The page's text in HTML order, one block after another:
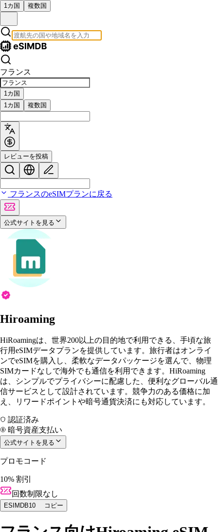
1カ国 複数国
フランス
1カ国
1カ国
複数国
レビューを投稿
フランスのeSIMプランに戻る
公式サイトを見る
Hiroaming
HiRoamingは、世界200以上の目的地で利用できる、手頃な旅
行用eSIMデータプランを提供しています。旅行者はオンライ
ンでeSIMを購入し、柔軟なデータパッケージを選んで、物理
SIMカードなしで海外でも通信を利用できます。HiRoaming
は、シンプルでプライバシーに配慮した、便利なグローバル通
信サービスとして設計されています。競争力のある価格に加
え、リワードポイントや暗号通貨決済にも対応しています。
認証済み
暗号資産支払い
公式サイトを見る
プロモコード
10% 割引
回数制限なし
ESIMDB10 コピー